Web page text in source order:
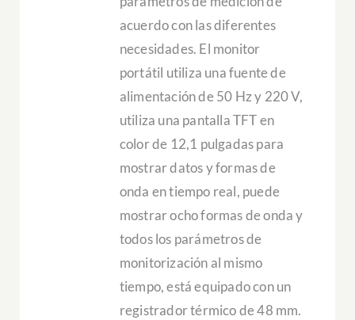
acuerdo con las diferentes
necesidades. El monitor
portátil utiliza una fuente de
alimentación de 50 Hz y 220 V,
utiliza una pantalla TFT en
color de 12,1 pulgadas para
mostrar datos y formas de
onda en tiempo real, puede
mostrar ocho formas de onda y
todos los parámetros de
monitorización al mismo
tiempo, está equipado con un
registrador térmico de 48 mm.